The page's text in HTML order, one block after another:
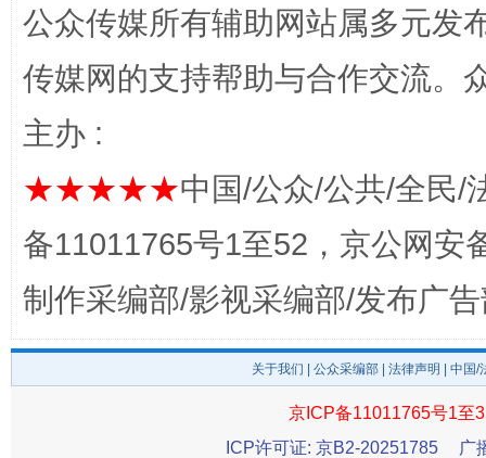
公众传媒所有辅助网站属多元发
传媒网的支持帮助与合作交流。
主办 :
★★★★★中国/公众/公共/全民/
备11011765号1至52，京公网安
制作采编部/影视采编部/发布广
关于我们 公众采编部 法律声明 | 中国
京ICP备11011765号1至
ICP许可证: 京B2-20251785
广